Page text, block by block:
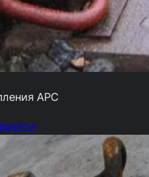
АРС